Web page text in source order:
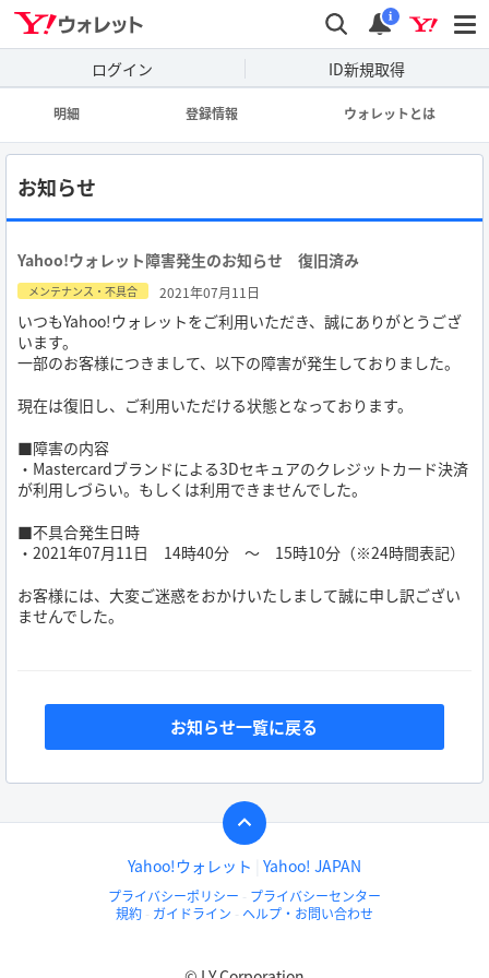
検索 通知
i
ログイン ID新規取得
明細 登録情報 ウォレットとは
お知らせ
Yahoo!ウォレット障害発生のお知らせ 復旧済み
メンテナンス・不具合 2021年07月11日
いつもYahoo!ウォレットをご利用いただき、誠にありがとうござ
います。
一部のお客様につきまして、以下の障害が発生しておりました。
現在は復旧し、ご利用いただける状態となっております。
■障害の内容
・Mastercardブランドによる3Dセキュアのクレジットカード決済
が利用しづらい。もしくは利用できませんでした。
■不具合発生日時
・2021年07月11日 14時40分 ～ 15時10分（※24時間表記）
お客様には、大変ご迷惑をおかけいたしまして誠に申し訳ござい
ませんでした。
お知らせ一覧に戻る
Yahoo!ウォレット Yahoo! JAPAN
プライバシーポリシー
プライバシーセンター
規約
ガイドライン ヘルプ・お問い合わせ